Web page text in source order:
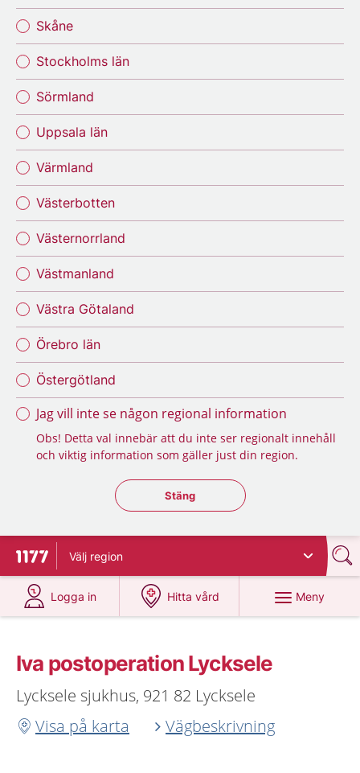
Skåne
Stockholms län
Sörmland
Uppsala län
Värmland
Västerbotten
Västernorrland
Västmanland
Västra Götaland
Örebro län
Östergötland
Jag vill inte se någon regional information
Obs! Detta val innebär att du inte ser regionalt innehåll
och viktig information som gäller just din region.
Stäng regionsväljaren
Stäng
Till startsidan för 1177
Välj region
Logga in
på 1177.se
Hitta vård
på 1177.se
Meny
Iva postoperation Lycksele
Lycksele sjukhus, 921 82 Lycksele
Visa på karta
Vägbeskrivning